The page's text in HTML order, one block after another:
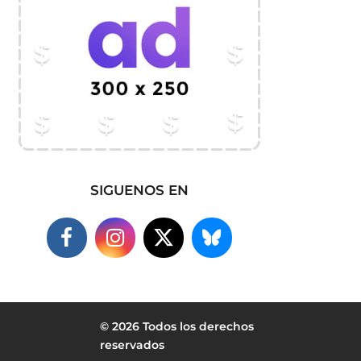
SIGUENOS EN
© 2026 Todos los derechos
reservados